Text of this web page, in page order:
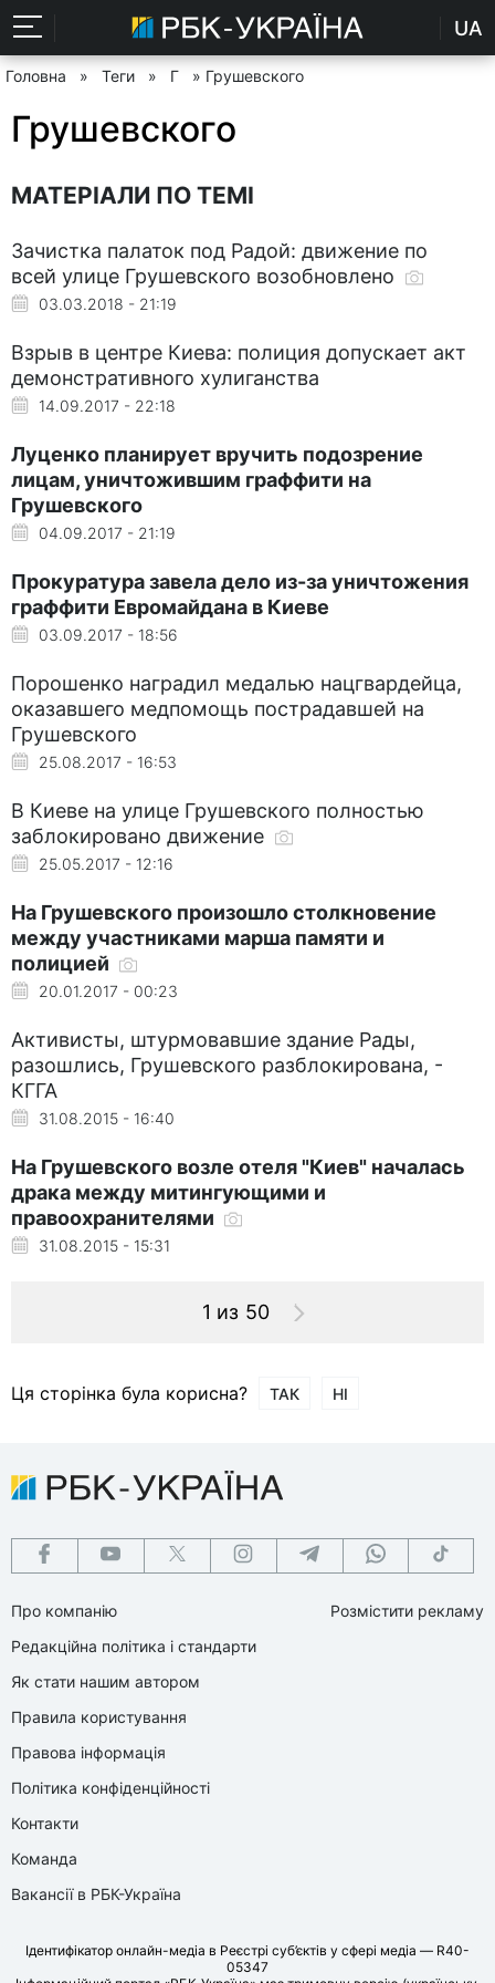
UA
Головна » Теги » Г » Грушевского
Грушевского
МАТЕРІАЛИ ПО ТЕМІ
Зачистка палаток под Радой: движение по
всей улице Грушевского возобновлено
03.03.2018 - 21:19
Взрыв в центре Киева: полиция допускает акт
демонстративного хулиганства
14.09.2017 - 22:18
Луценко планирует вручить подозрение
лицам, уничтожившим граффити на
Грушевского
04.09.2017 - 21:19
Прокуратура завела дело из-за уничтожения
граффити Евромайдана в Киеве
03.09.2017 - 18:56
Порошенко наградил медалью нацгвардейца,
оказавшего медпомощь пострадавшей на
Грушевского
25.08.2017 - 16:53
В Киеве на улице Грушевского полностью
заблокировано движение
25.05.2017 - 12:16
На Грушевского произошло столкновение
между участниками марша памяти и
полицией
20.01.2017 - 00:23
Активисты, штурмовавшие здание Рады,
разошлись, Грушевского разблокирована, -
КГГА
31.08.2015 - 16:40
На Грушевского возле отеля "Киев" началась
драка между митингующими и
правоохранителями
31.08.2015 - 15:31
1 из 50
Ця сторінка була корисна? ТАК НІ
Про компанію
Редакційна політика і стандарти
Як стати нашим автором
Правила користування
Правова інформація
Політика конфіденційності
Контакти
Команда
Вакансії в РБК-Україна
Розмістити рекламу
Ідентифікатор онлайн-медіа в Реєстрі суб’єктів у сфері медіа — R40-
05347